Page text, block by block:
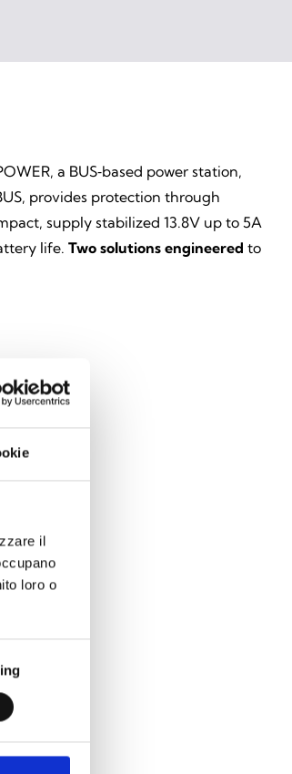
il
loro o
a BUS‑based power station,
provides protection through
supply stabilized 13.8V up to 5A
life. Two solutions engineered to